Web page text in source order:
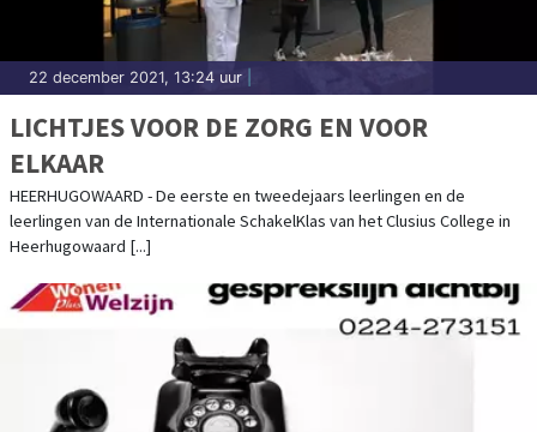
22 december 2021, 13:24 uur
LICHTJES VOOR DE ZORG EN VOOR
ELKAAR
HEERHUGOWAARD - De eerste en tweedejaars leerlingen en de
leerlingen van de Internationale SchakelKlas van het Clusius College in
Heerhugowaard [...]